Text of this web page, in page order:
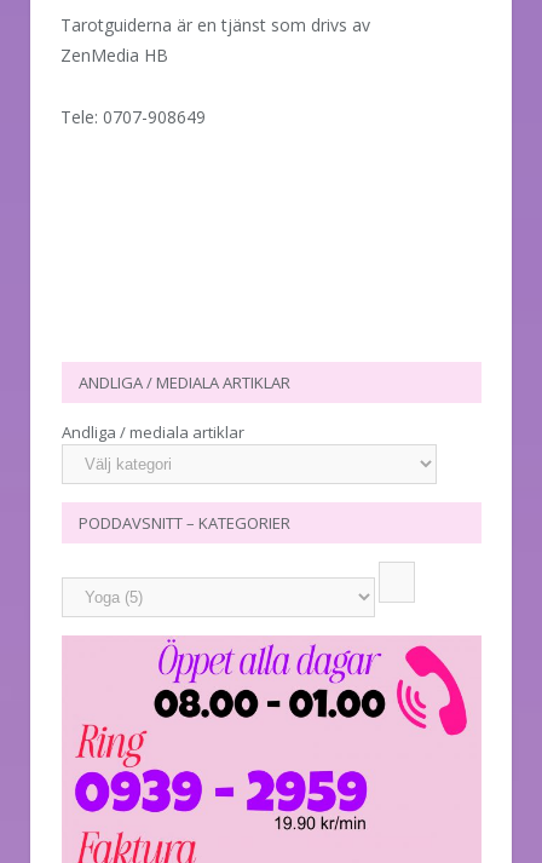
Tarotguiderna är en tjänst som drivs av
ZenMedia HB
Tele: 0707-908649
ANDLIGA / MEDIALA ARTIKLAR
Andliga / mediala artiklar
PODDAVSNITT – KATEGORIER